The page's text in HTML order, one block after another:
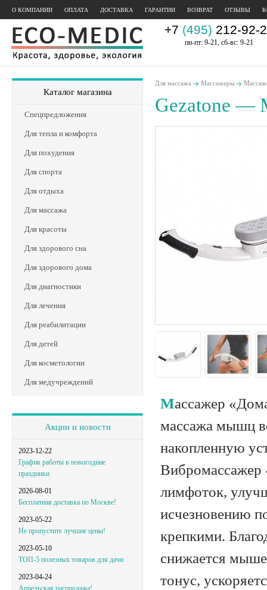
О КОМПАНИИ ОПЛАТА ДОСТАВКА ГАРАНТИИ ВОЗВРАТ ОТЗЫВЫ
+7 (495) 212-92-
пн-пт: 9-21, сб-вс: 9-21
Каталог магазина
Спецпредложения
Для тепла и комфорта
Для похудения
Для спорта
Для отдыха
Для массажа
Для красоты
Для здорового сна
Для здорового дома
Для диагностики
Для лечения
Для реабилитации
Для детей
Для косметологии
Для медучреждений
Акции и новости
2023-12-22
График работы в новогодние
праздники
2026-08-01
Бесплатная доставка по Москве!
2023-05-22
Не пропустите лучшие цены!
2023-05-10
ТОП-5 полезных товаров для дачи
2023-04-24
Апрельская распродажа!
Для массажа Массажеры
Gezatone —
Массажер «Домашний Фитнес» Жезатон – эффективное средство для
массажа мышц
накопленную
Вибромассажер
лимфоток,
исчезновению
крепкими.
снижается
тонус,